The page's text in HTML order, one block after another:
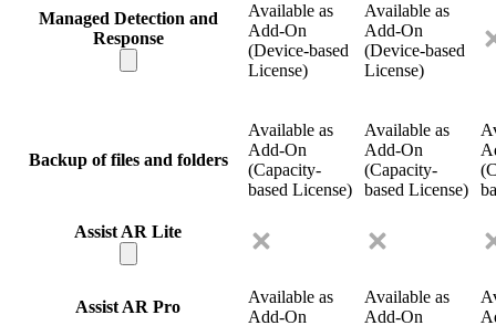
Managed Detection and
Response
Available as
Add-On
(Device-based
License)
Available as
Add-On
(Device-based
License)
Backup of files and folders
Available as
Add-On
(Capacity-
based License)
Available as
Add-On
(Capacity-
based License)
Assist AR Lite
Assist AR Pro
Available as
Add-On
Available as
Add-On